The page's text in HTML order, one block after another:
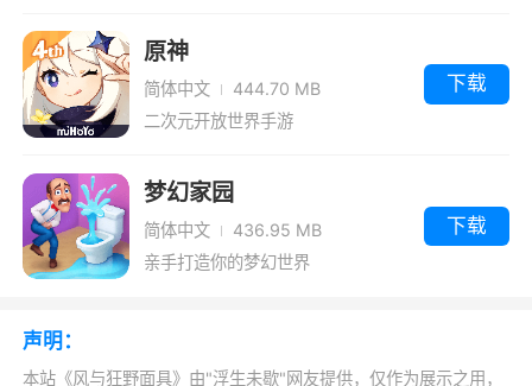
原神
简体中文
444.70 MB
二次元开放世界手游
下载
梦幻家园
简体中文
436.95 MB
亲手打造你的梦幻世界
下载
声明：
本站《风与狂野面具》由"浮生未歇"网友提供，仅作为展示之用，